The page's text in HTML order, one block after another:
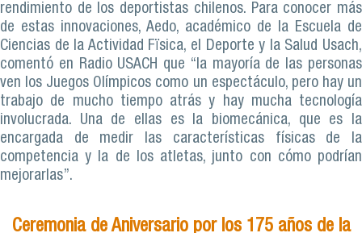
rendimiento de los deportistas chilenos. Para conocer más
de estas innovaciones, Aedo, académico de la Escuela de
Ciencias de la Actividad Fïsica, el Deporte y la Salud Usach,
comentó en Radio USACH que “la mayoría de las personas
ven los Juegos Olímpicos como un espectáculo, pero hay un
trabajo de mucho tiempo atrás y hay mucha tecnología
involucrada. Una de ellas es la biomecánica, que es la
encargada de medir las características físicas de la
competencia y la de los atletas, junto con cómo podrían
mejorarlas”.
Ceremonia de Aniversario por los 175 años de la